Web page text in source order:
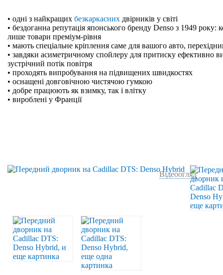
• одні з найкращих безкаркасних двірників у світі
• бездоганна репутація японського бренду Denso з 1949 року:
лише товари преміум-рівня
• мають спеціальне кріплення саме для вашого авто,
• завдяки асиметричному спойлеру для притиску ефективно
зустрічний потік повітря
• проходять випробування на підвищених швидкостях
• оснащені довговічною чистячою гумкою
• добре працюють як взимку, так і влітку
• вироблені у Франції
Відеоогляд